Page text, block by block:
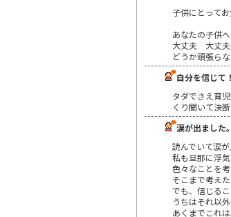
子供にとって
あなたの子供
大丈夫 大丈夫
どうか頑張ら
自分を信じて！
タダでさえ育
くり聞いて決
涙が出ました。
読んでいて涙が
私も旦那に浮
色々なことを
そこまで考え
でも、信じる
うちはそれ以
あくまでこれ